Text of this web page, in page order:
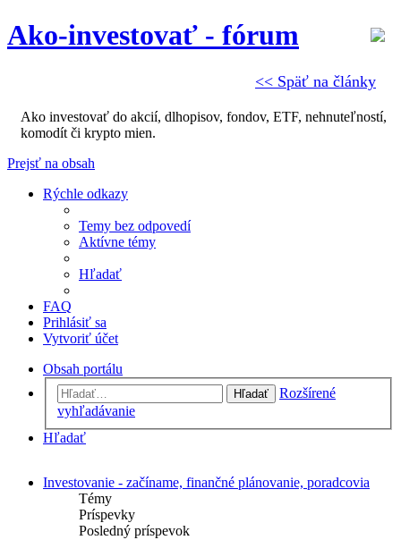
<< Späť na články
Ako-investovať - fórum
Ako investovať do akcií, dlhopisov, fondov, ETF, nehnuteľností,
komodít či krypto mien.
Prejsť na obsah
Rýchle odkazy
Temy bez odpovedí
Aktívne témy
Hľadať
FAQ
Prihlásiť sa
Vytvoriť účet
Obsah portálu
Hľadať
Rozšírené
vyhľadávanie
Hľadať
Investovanie - začíname, finančné plánovanie, poradcovia
Témy
Príspevky
Posledný príspevok